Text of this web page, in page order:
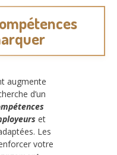
augmente
d’un
et
Les
votre